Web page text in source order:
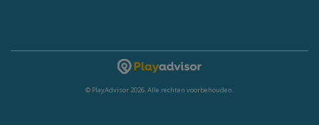
© PlayAdvisor 2026. Alle rechten voorbehouden.